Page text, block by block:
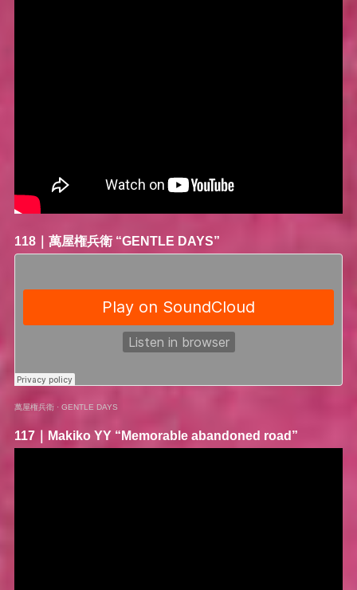
118｜ 萬屋権兵衛“GENTLE DAYS”
萬屋権兵衛· GENTLE DAYS
117｜ Makiko YY“Memorable abandoned road”